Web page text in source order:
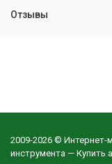
Отзывы
2009-2026 © Интернет-
инструмента — Купить